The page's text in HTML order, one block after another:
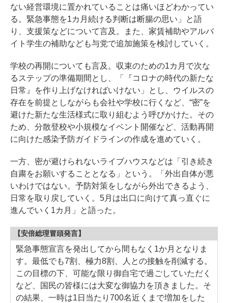
ない経営環境に置かれていることは痛いほどわかってい
る。緊急事態を1カ月続ける判断は断腸の思い」と語
り、支援策などについて言及。また、家賃補助やアルバ
イト学生の補助なども与党で追加施策を検討していく。
学校の再開についても言及。収束のための1カ月で次な
るステップの準備期間とし、「『コロナの時代の新たな
日常』を作り上げなければいけない」とし、ウイルスの
存在を前提としながらも会社や学校に行くなど、“密”を
避けた新たな生活様式に取り組むよう呼びかけた。その
ため、分散登校や小規模なイベント開催など、活動再開
に向けた感染予防ガイドラインの作成を進めていく。
一方、密が避けられないライブハウスなどは「引き続き
自粛をお願いすることとなる」という。「外出自体が悪
いわけではない。予防対策をしながら外出できるよう、
日常を取り戻していく。5月は出口に向けて真っ直ぐに
進んでいく1カ月」と語った。
【安倍総理冒頭発言】
緊急事態宣言を発出してから間もなく1か月となりま
す。最低でも7割、極力8割、人との接触を削減する。
この目標の下、可能な限り御自宅で過ごしていただく
など、国民の皆様には大変な御協力を頂きました。そ
の結果、一時は1日当たり700名近くまで増加をした